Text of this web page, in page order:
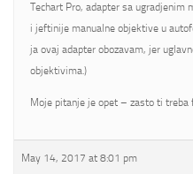
Techart Pro, adapter sa
i jeftinije manualne objektive u
ja ovaj adapter obozavam, jer
objektivima.)
Moje pitanje je opet – zasto ti
May 14, 2017 at 8:01 pm